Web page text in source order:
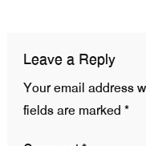
Leave a Reply
Your email address
fields are marked *